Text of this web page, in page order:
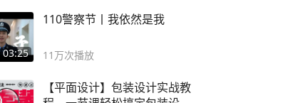
03:25
110警察节丨我依然是我
11万次播放
【平面设计】包装设计实战教